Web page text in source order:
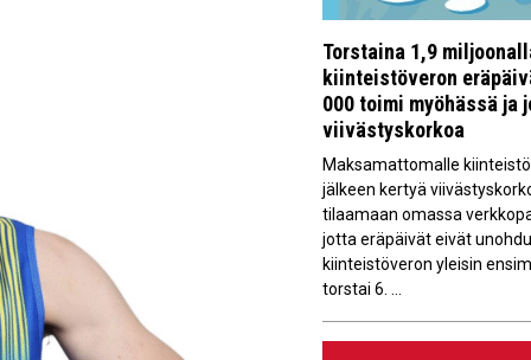
Torstaina 1,9
kiinteistöveron
000 toimi myöhässä ja
viivästyskorkoa
Maksamattomalle
jälkeen kertyä
tilaamaan omassa
jotta eräpäivät eivät
kiinteistöveron yleisin
torstai 6. ...